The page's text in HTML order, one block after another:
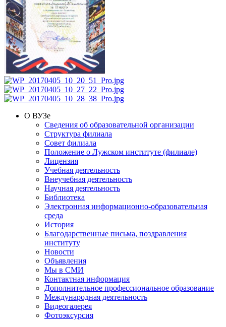
О ВУЗе
Сведения об образовательной организации
Структура филиала
Совет филиала
Положение о Лужском институте (филиале)
Лицензия
Учебная деятельность
Внеучебная деятельность
Научная деятельность
Библиотека
Электронная информационно-образовательная
среда
История
Благодарственные письма, поздравления
институту
Новости
Объявления
Мы в СМИ
Контактная информация
Дополнительное профессиональное образование
Международная деятельность
Видеогалерея
Фотоэксурсия